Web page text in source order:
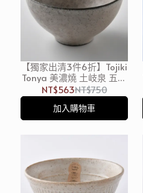
【獨家出清3件6折】Tojiki
Tonya 美濃燒 土岐泉 五彩
碗 12cm 玫瑰粉
NT$563NT$750
加入購物車